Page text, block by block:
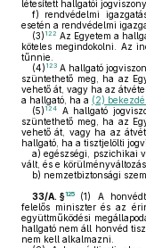
létesített hallgatói
f) rendvédelmi
esetén a rendvédelmi
(3) 122 Az Egyetem a
köteles megindokolni. Az
tűnnie.
(4) 123 A hallgató
szüntethető meg, ha az
vehető át, vagy ha az
a hallgató, ha a (2)
(5) 124 A hallgató
szüntethető meg, ha az
vehető át, vagy ha az
hallgató, ha a tisztjelölti
a) egészségi, pszichikai
vált, és e
b) nemzetbiztonsági
33/A. §125 (1)
A
felelős miniszter és az
együttműködési
hallgató nem áll honvéd
nem kell alkalmazni.